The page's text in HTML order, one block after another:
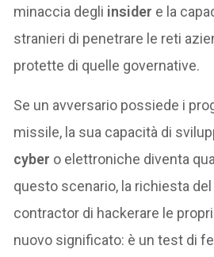
minaccia degli insider e la
stranieri di penetrare le reti
protette di quelle governative.
Se un avversario possiede i
missile, la sua capacità di
cyber o elettroniche diventa
questo scenario, la richiesta
contractor di hackerare le
nuovo significato: è un test di